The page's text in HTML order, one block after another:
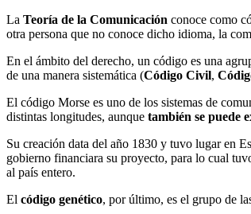
La Teoría de la Comunicación conoce como
otra persona que no conoce dicho idioma, la
En el ámbito del derecho, un código es una
de una manera sistemática (Código Civil,
El código Morse es uno de los sistemas de
distintas longitudes, aunque también se puede
Su creación data del año 1830 y tuvo lugar en
gobierno financiara su proyecto, para lo cual
al país entero.
El código genético, por último, es el grupo de